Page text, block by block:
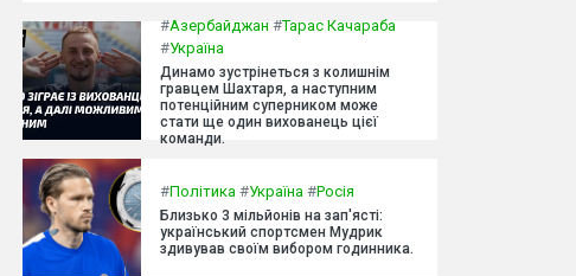
#Азербайджан #Тарас Качараба
#Україна
Динамо зустрінеться з колишнім
гравцем Шахтаря, а наступним
потенційним суперником може
стати ще один вихованець цієї
команди.
#Політика #Україна #Росія
Близько 3 мільйонів на зап'ясті:
український спортсмен Мудрик
здивував своїм вибором годинника.